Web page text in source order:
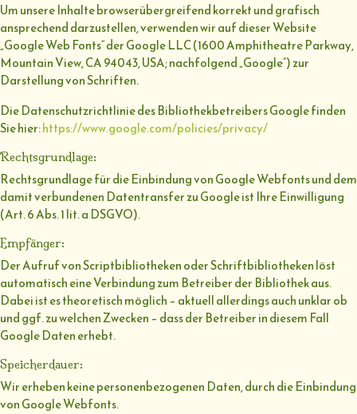
Um unsere Inhalte browserübergreifend korrekt und grafisch
ansprechend darzustellen, verwenden wir auf dieser Website
„Google Web Fonts“ der Google LLC (1600 Amphitheatre Parkway,
Mountain View, CA 94043, USA; nachfolgend „Google“) zur
Darstellung von Schriften.
Die Datenschutzrichtlinie des Bibliothekbetreibers Google finden
Sie hier:https://www.google.com/policies/privacy/
Rechtsgrundlage:
Rechtsgrundlage für die Einbindung von Google Webfonts und dem
damit verbundenen Datentransfer zu Google ist Ihre Einwilligung
(Art. 6 Abs. 1 lit. a DSGVO).
Empfänger:
Der Aufruf von Scriptbibliotheken oder Schriftbibliotheken löst
automatisch eine Verbindung zum Betreiber der Bibliothek aus.
Dabei ist es theoretisch möglich – aktuell allerdings auch unklar ob
und ggf. zu welchen Zwecken – dass der Betreiber in diesem Fall
Google Daten erhebt.
Speicherdauer:
Wir erheben keine personenbezogenen Daten, durch die Einbindung
von Google Webfonts.